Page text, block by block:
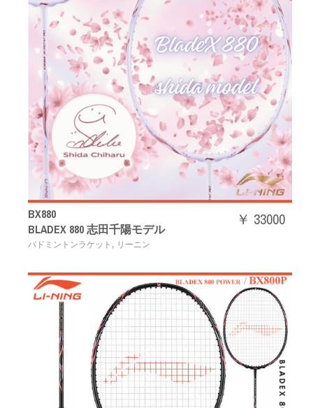
BX880
BLADEX 880 志田千陽モデル
バドミントンラケット , リーニン
￥ 33000